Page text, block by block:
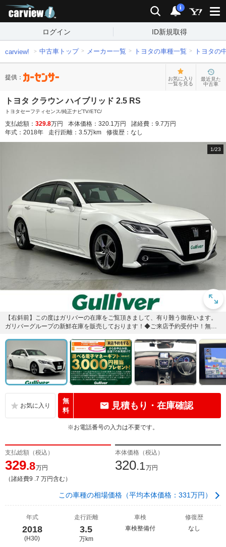
検索 通知
i
ログイン ID新規取得
carview! 中古車トップ メーカー一覧 トヨタの車種一覧 トヨタの
提供：
お気に入り
一覧を見る
最近見た
中古車
トヨタ クラウン ハイブリッド 2.5 RS
トヨタセーフティセンス/純正ナビTV/ETC/
支払総額： 329.8万円 本体価格： 320.1万円 諸経費： 9.7万円
年式： 2018年 走行距離： 3.5万km 修復歴： なし
1/23
【右斜前】この度はガリバーの在庫をご覧頂きまして、有り難う御座います。
ガリバーグループの新鮮在庫を販売しております！◆ご来店予約受付中！無料
無
料
見積もり・在庫確認
※お電話番号の入力は不要です。
支払総額（税込）
329.8万円
（諸経費9 .7 万円含む）
本体価格（税込）
320.1万円
この車種の相場価格（平均本体価格：331万円）
年式
2018
(H30)
走行距離
3.5
万km
車検
車検整備付
修復歴
なし